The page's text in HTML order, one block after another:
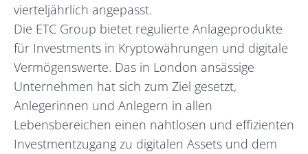
vierteljährlich angepasst.
Die ETC Group bietet regulierte Anlageprodukte
für Investments in Kryptowährungen und digitale
Vermögenswerte. Das in London ansässige
Unternehmen hat sich zum Ziel gesetzt,
Anlegerinnen und Anlegern in allen
Lebensbereichen einen nahtlosen und effizienten
Investmentzugang zu digitalen Assets und dem